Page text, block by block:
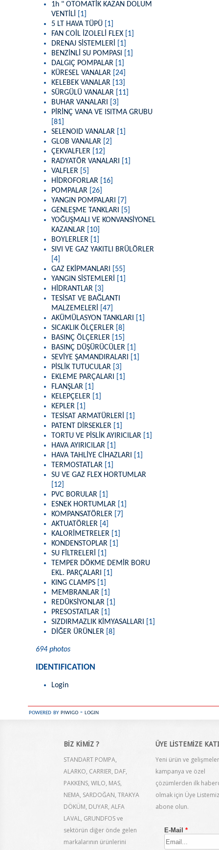
1h " OTOMATİK KAZAN DOLUM
VENTİLİ
[1]
5 LT HAVA TÜPÜ
[1]
FAN COİL İZOLELİ FLEX
[1]
DRENAJ SİSTEMLERİ
[1]
BENZİNLİ SU POMPASI
[1]
DALGIÇ POMPALAR
[1]
KÜRESEL VANALAR [24]
KELEBEK VANALAR
[13]
SÜRGÜLÜ VANALAR
[11]
BUHAR VANALARI
[3]
PİRİNÇ VANA VE ISITMA GRUBU
[81]
SELENOID VANALAR
[1]
GLOB VANALAR [2]
ÇEKVALFLER
[12]
RADYATÖR VANALARI
[1]
VALFLER
[5]
HİDROFORLAR
[16]
POMPALAR [26]
YANGIN POMPALARI
[7]
GENLEŞME TANKLARI
[5]
YOĞUŞMALI VE KONVANSİYONEL
KAZANLAR
[10]
BOYLERLER
[1]
SIVI VE GAZ YAKITLI BRÜLÖRLER
[4]
GAZ EKİPMANLARI
[55]
YANGIN SİSTEMLERİ
[1]
HİDRANTLAR
[3]
TESİSAT VE BAĞLANTI
MALZEMELERİ
[47]
AKÜMÜLASYON TANKLARI
[1]
SICAKLIK ÖLÇERLER [8]
BASINÇ ÖLÇERLER
[15]
BASINÇ DÜŞÜRÜCÜLER
[1]
SEVİYE ŞAMANDIRALARI
[1]
PİSLİK TUTUCULAR
[3]
EKLEME PARÇALARI
[1]
FLANŞLAR
[1]
KELEPÇELER
[1]
KEPLER
[1]
TESİSAT ARMATÜRLERİ
[1]
PATENT DİRSEKLER
[1]
TORTU VE PİSLİK AYIRICILAR
[1]
HAVA AYIRICILAR
[1]
HAVA TAHLİYE CİHAZLARI
[1]
TERMOSTATLAR
[1]
SU VE GAZ FLEX HORTUMLAR
[12]
PVC BORULAR
[1]
ESNEK HORTUMLAR
[1]
KOMPANSATÖRLER
[7]
AKTUATÖRLER [4]
KALORİMETRELER
[1]
KONDENSTOPLAR
[1]
SU FİLTRELERİ
[1]
TEMPER DÖKME DEMİR BORU
EKL. PARÇALARI
[1]
KING CLAMPS
[1]
MEMBRANLAR
[1]
REDÜKSİYONLAR
[1]
PRESOSTATLAR
[1]
SIZDIRMAZLIK KİMYASALLARI
[1]
DİĞER ÜRÜNLER [8]
694 photos
IDENTIFICATION
Login
powered bypiwigo - login